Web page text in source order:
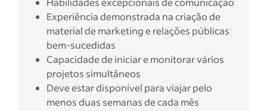
Experiência demonstrada na criação de
material de marketing e relações públicas
bem-sucedidas
Capacidade de iniciar e monitorar vários
projetos simultâneos
Deve estar disponível para viajar pelo
menos duas semanas de cada mês